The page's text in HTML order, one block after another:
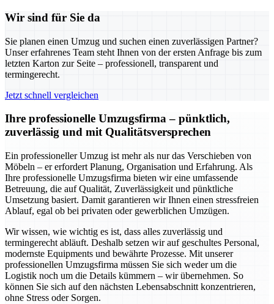
Wir sind für Sie da
Sie planen einen Umzug und suchen einen zuverlässigen Partner?
Unser erfahrenes Team steht Ihnen von der ersten Anfrage bis zum
letzten Karton zur Seite – professionell, transparent und
termingerecht.
Jetzt schnell vergleichen
Ihre professionelle Umzugsfirma – pünktlich,
zuverlässig und mit Qualitätsversprechen
Ein professioneller Umzug ist mehr als nur das Verschieben von
Möbeln – er erfordert Planung, Organisation und Erfahrung. Als
Ihre professionelle Umzugsfirma bieten wir eine umfassende
Betreuung, die auf Qualität, Zuverlässigkeit und pünktliche
Umsetzung basiert. Damit garantieren wir Ihnen einen stressfreien
Ablauf, egal ob bei privaten oder gewerblichen Umzügen.
Wir wissen, wie wichtig es ist, dass alles zuverlässig und
termingerecht abläuft. Deshalb setzen wir auf geschultes Personal,
modernste Equipments und bewährte Prozesse. Mit unserer
professionellen Umzugsfirma müssen Sie sich weder um die
Logistik noch um die Details kümmern – wir übernehmen. So
können Sie sich auf den nächsten Lebensabschnitt konzentrieren,
ohne Stress oder Sorgen.